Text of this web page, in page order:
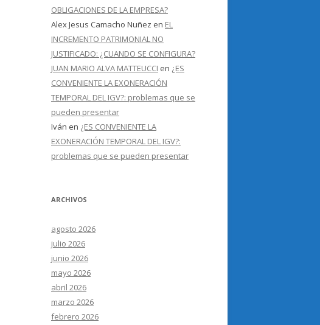
OBLIGACIONES DE LA EMPRESA?
Alex Jesus Camacho Nuñez en EL
INCREMENTO PATRIMONIAL NO
JUSTIFICADO: ¿CUANDO SE CONFIGURA?
JUAN MARIO ALVA MATTEUCCI en ¿ES
CONVENIENTE LA EXONERACIÓN
TEMPORAL DEL IGV?: problemas que se
pueden presentar
Iván en ¿ES CONVENIENTE LA
EXONERACIÓN TEMPORAL DEL IGV?:
problemas que se pueden presentar
ARCHIVOS
agosto 2026
julio 2026
junio 2026
mayo 2026
abril 2026
marzo 2026
febrero 2026